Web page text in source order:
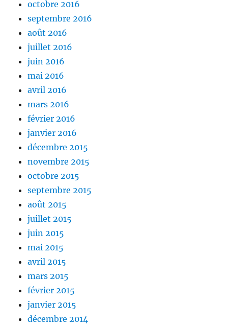
octobre 2016
septembre 2016
août 2016
juillet 2016
juin 2016
mai 2016
avril 2016
mars 2016
février 2016
janvier 2016
décembre 2015
novembre 2015
octobre 2015
septembre 2015
août 2015
juillet 2015
juin 2015
mai 2015
avril 2015
mars 2015
février 2015
janvier 2015
décembre 2014